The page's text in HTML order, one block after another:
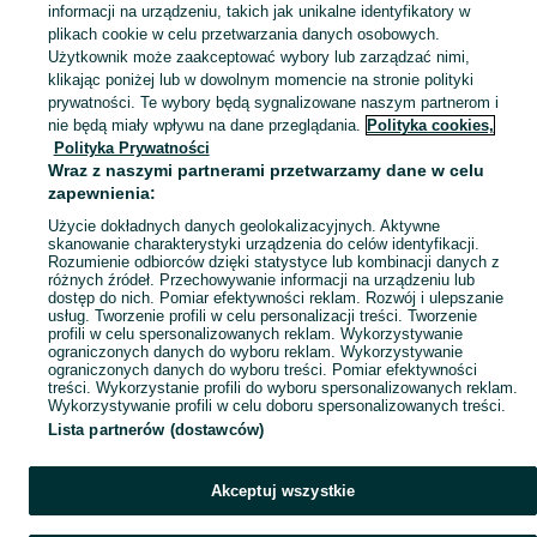
KATEGORIA
Skorzystaj z największego serwisu ogłoszeniowego - Lenartowo i okolice! Kupuj to, czego pragniesz i sprzedawaj to, czego już nie potrzebujesz! Zobacz
Mapa kategorii
Mapa miejscowości
Mapa ministron
Popularne wyszukiwania
informacji na urządzeniu, takich jak unikalne identyfikatory w
plikach cookie w celu przetwarzania danych osobowych.
Użytkownik może zaakceptować wybory lub zarządzać nimi,
klikając poniżej lub w dowolnym momencie na stronie polityki
prywatności. Te wybory będą sygnalizowane naszym partnerom i
nie będą miały wpływu na dane przeglądania. Polityka cookies,
Polityka Prywatności
Wraz z naszymi partnerami przetwarzamy dane w celu
zapewnienia:
Użycie dokładnych danych geolokalizacyjnych. Aktywne
skanowanie charakterystyki urządzenia do celów identyfikacji.
Rozumienie odbiorców dzięki statystyce lub kombinacji danych z
różnych źródeł. Przechowywanie informacji na urządzeniu lub
dostęp do nich. Pomiar efektywności reklam. Rozwój i ulepszanie
usług. Tworzenie profili w celu personalizacji treści. Tworzenie
profili w celu spersonalizowanych reklam. Wykorzystywanie
ograniczonych danych do wyboru reklam. Wykorzystywanie
ograniczonych danych do wyboru treści. Pomiar efektywności
treści. Wykorzystanie profili do wyboru spersonalizowanych reklam.
Wykorzystywanie profili w celu doboru spersonalizowanych treści.
Lista partnerów (dostawców)
Akceptuj wszystkie